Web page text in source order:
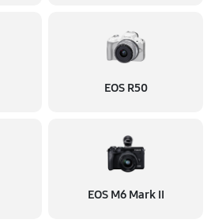
EOS R50
EOS M6 Mark II